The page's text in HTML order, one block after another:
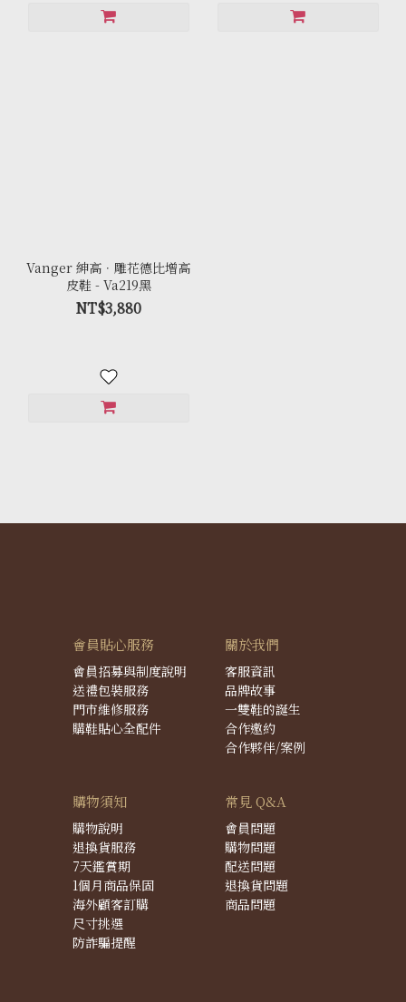
Vanger 紳高．雕花德比增高
皮鞋 - Va219黑
NT$3,880
會員貼心服務
會員招募與制度說明
送禮包裝服務
門市維修服務
購鞋貼心全配件
關於我們
客服資訊
品牌故事
一雙鞋的誕生
合作邀約
合作夥伴/案例
購物須知
購物說明
退換貨服務
7天鑑賞期
1個月商品保固
海外顧客訂購
尺寸挑選
防詐騙提醒
常見 Q&A
會員問題
購物問題
配送問題
退換貨問題
商品問題